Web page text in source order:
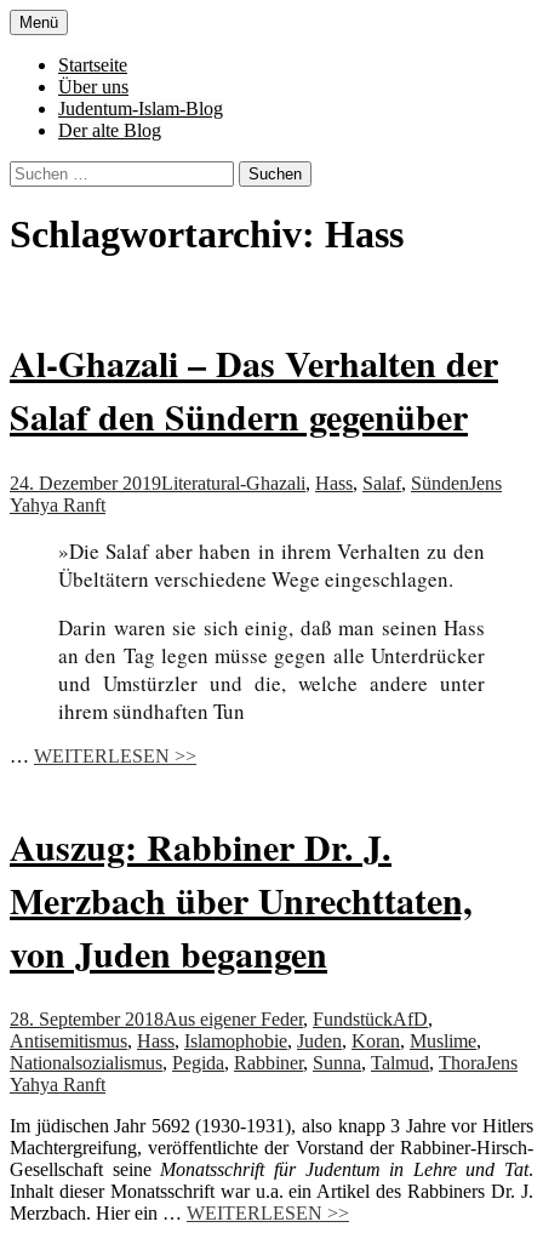
Zum
Inhalt
springen
Al-Adala.de
von allem
Menü
Startseite
Über uns
Judentum-Islam-Blog
Der alte Blog
Suchen
nach:
Schlagwortarchiv: Hass
Al-Ghazali – Das Verhalten der
Salaf den Sündern gegenüber
24. Dezember 2019Literatural-Ghazali, Hass, Salaf, SündenJens
Yahya Ranft
»Die Salaf aber haben in ihrem Verhalten zu den
Übeltätern verschiedene Wege eingeschlagen.
Darin waren sie sich einig, daß man seinen Hass
an den Tag legen müsse gegen alle Unterdrücker
und Umstürzler und die, welche andere unter
ihrem sündhaften Tun
… WEITERLESEN >>
Auszug: Rabbiner Dr. J.
Merzbach über Unrechttaten,
von Juden begangen
28. September 2018Aus eigener Feder, FundstückAfD,
Antisemitismus, Hass, Islamophobie, Juden, Koran, Muslime,
Nationalsozialismus, Pegida, Rabbiner, Sunna, Talmud, ThoraJens
Yahya Ranft
Im jüdischen Jahr 5692 (1930-1931), also knapp 3 Jahre vor Hitlers
Machtergreifung, veröffentlichte der Vorstand der Rabbiner-Hirsch-
Gesellschaft seineMonatsschrift für Judentum in Lehre und Tat.
Inhalt dieser Monatsschrift war u.a. ein Artikel des Rabbiners Dr. J.
Merzbach. Hier ein … WEITERLESEN >>